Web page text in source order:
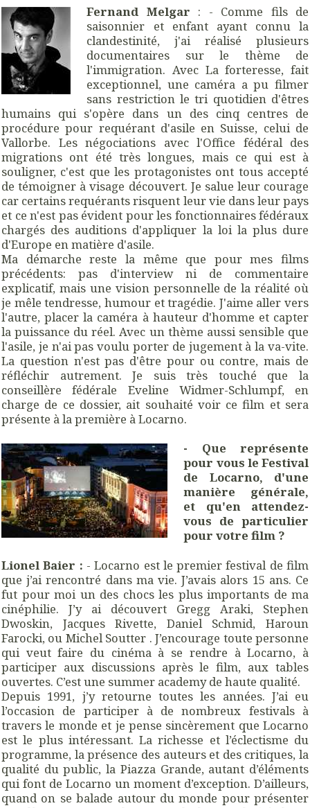
Fernand Melgar : - Comme fils de
saisonnier et enfant ayant connu la
clandestinité, j'ai réalisé plusieurs
documentaires sur le thème de
l'immigration. Avec La forteresse, fait
exceptionnel, une caméra a pu filmer
sans restriction le tri quotidien d'êtres
humains qui s'opère dans un des cinq centres de
procédure pour requérant d'asile en Suisse, celui de
Vallorbe. Les négociations avec l'Office fédéral des
migrations ont été très longues, mais ce qui est à
souligner, c'est que les protagonistes ont tous accepté
de témoigner à visage découvert. Je salue leur courage
car certains requérants risquent leur vie dans leur pays
et ce n'est pas évident pour les fonctionnaires fédéraux
chargés des auditions d'appliquer la loi la plus dure
d'Europe en matière d'asile.
Ma démarche reste la même que pour mes films
précédents: pas d'interview ni de commentaire
explicatif, mais une vision personnelle de la réalité où
je mêle tendresse, humour et tragédie. J'aime aller vers
l'autre, placer la caméra à hauteur d'homme et capter
la puissance du réel. Avec un thème aussi sensible que
l'asile, je n'ai pas voulu porter de jugement à la va-vite.
La question n'est pas d'être pour ou contre, mais de
réfléchir autrement. Je suis très touché que la
conseillère fédérale Eveline Widmer-Schlumpf, en
charge de ce dossier, ait souhaité voir ce film et sera
présente à la première à Locarno.
- Que représente
pour vous le Festival
de Locarno, d'une
manière générale,
et qu'en attendez-
vous de particulier
pour votre film ?
Lionel Baier : - Locarno est le premier festival de film
que j’ai rencontré dans ma vie. J’avais alors 15 ans. Ce
fut pour moi un des chocs les plus importants de ma
cinéphilie. J’y ai découvert Gregg Araki, Stephen
Dwoskin, Jacques Rivette, Daniel Schmid, Haroun
Farocki, ou Michel Soutter . J’encourage toute personne
qui veut faire du cinéma à se rendre à Locarno, à
participer aux discussions après le film, aux tables
ouvertes. C’est une summer academy de haute qualité.
Depuis 1991, j’y retourne toutes les années. J’ai eu
l’occasion de participer à de nombreux festivals à
travers le monde et je pense sincèrement que Locarno
est le plus intéressant. La richesse et l’éclectisme du
programme, la présence des auteurs et des critiques, la
qualité du public, la Piazza Grande, autant d’éléments
qui font de Locarno un moment d’exception. D’ailleurs,
quand on se balade autour du monde pour présenter